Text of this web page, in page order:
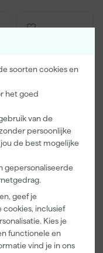
soorten cookies en
het goed
van de
persoonlijke
de best mogelijke
gepersonaliseerde
geef je
inclusief
Kies je
functionele en
vind je in ons
Go!Paint Roll
And Go
12cm Roller -
0,5L + 5
Inzetbakken
Morgen
3,99
incl. BTW